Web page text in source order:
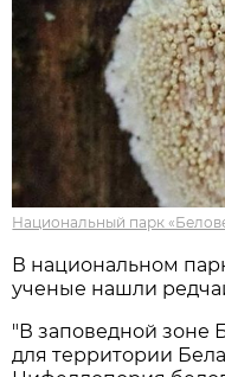
Национальный парк
В национальном
ученые нашли
"В заповедной зоне
для территории